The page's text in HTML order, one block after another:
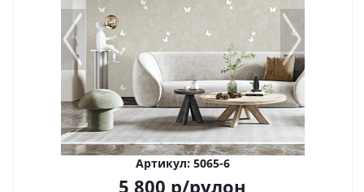
Артикул: 5065-6
5 800 р/рулон